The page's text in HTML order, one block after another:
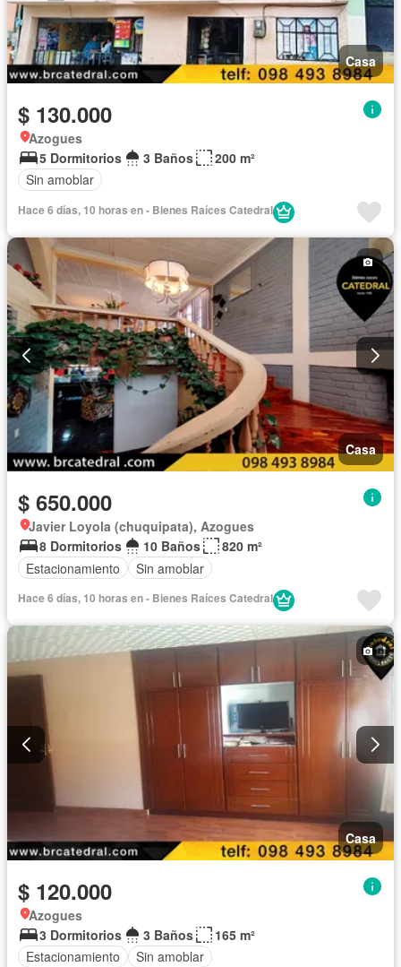
Casa
$ 130.000
Azogues
5 Dormitorios
3 Baños
200 m²
Sin amoblar
Hace 6 días, 10 horas en - Bienes Raíces Catedral
Casa
$ 650.000
Javier Loyola (chuquipata), Azogues
8 Dormitorios
10 Baños
820 m²
Estacionamiento
Sin amoblar
Hace 6 días, 10 horas en - Bienes Raíces Catedral
Casa
$ 120.000
Azogues
3 Dormitorios
3 Baños
165 m²
Estacionamiento
Sin amoblar